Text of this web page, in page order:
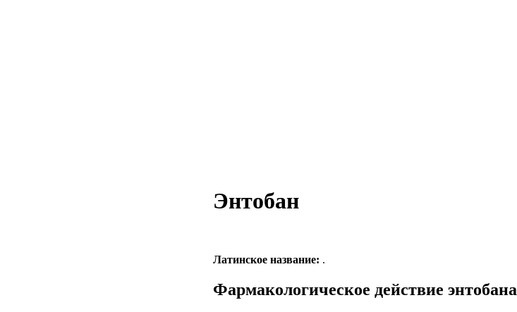
Энтобан
Латинское название: .
Фармакологическое действие энтобана